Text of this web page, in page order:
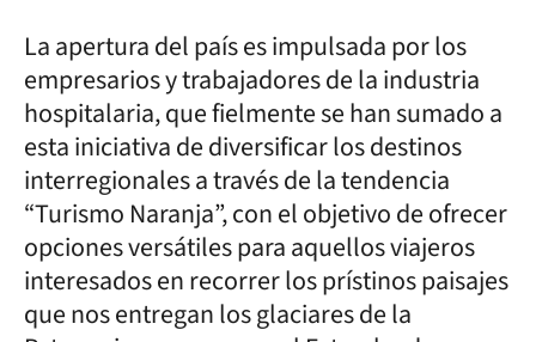
La apertura del país es impulsada por los
empresarios y trabajadores de la industria
hospitalaria, que fielmente se han sumado a
esta iniciativa de diversificar los destinos
interregionales a través de la tendencia
“Turismo Naranja”, con el objetivo de ofrecer
opciones versátiles para aquellos viajeros
interesados en recorrer los prístinos paisajes
que nos entregan los glaciares de la